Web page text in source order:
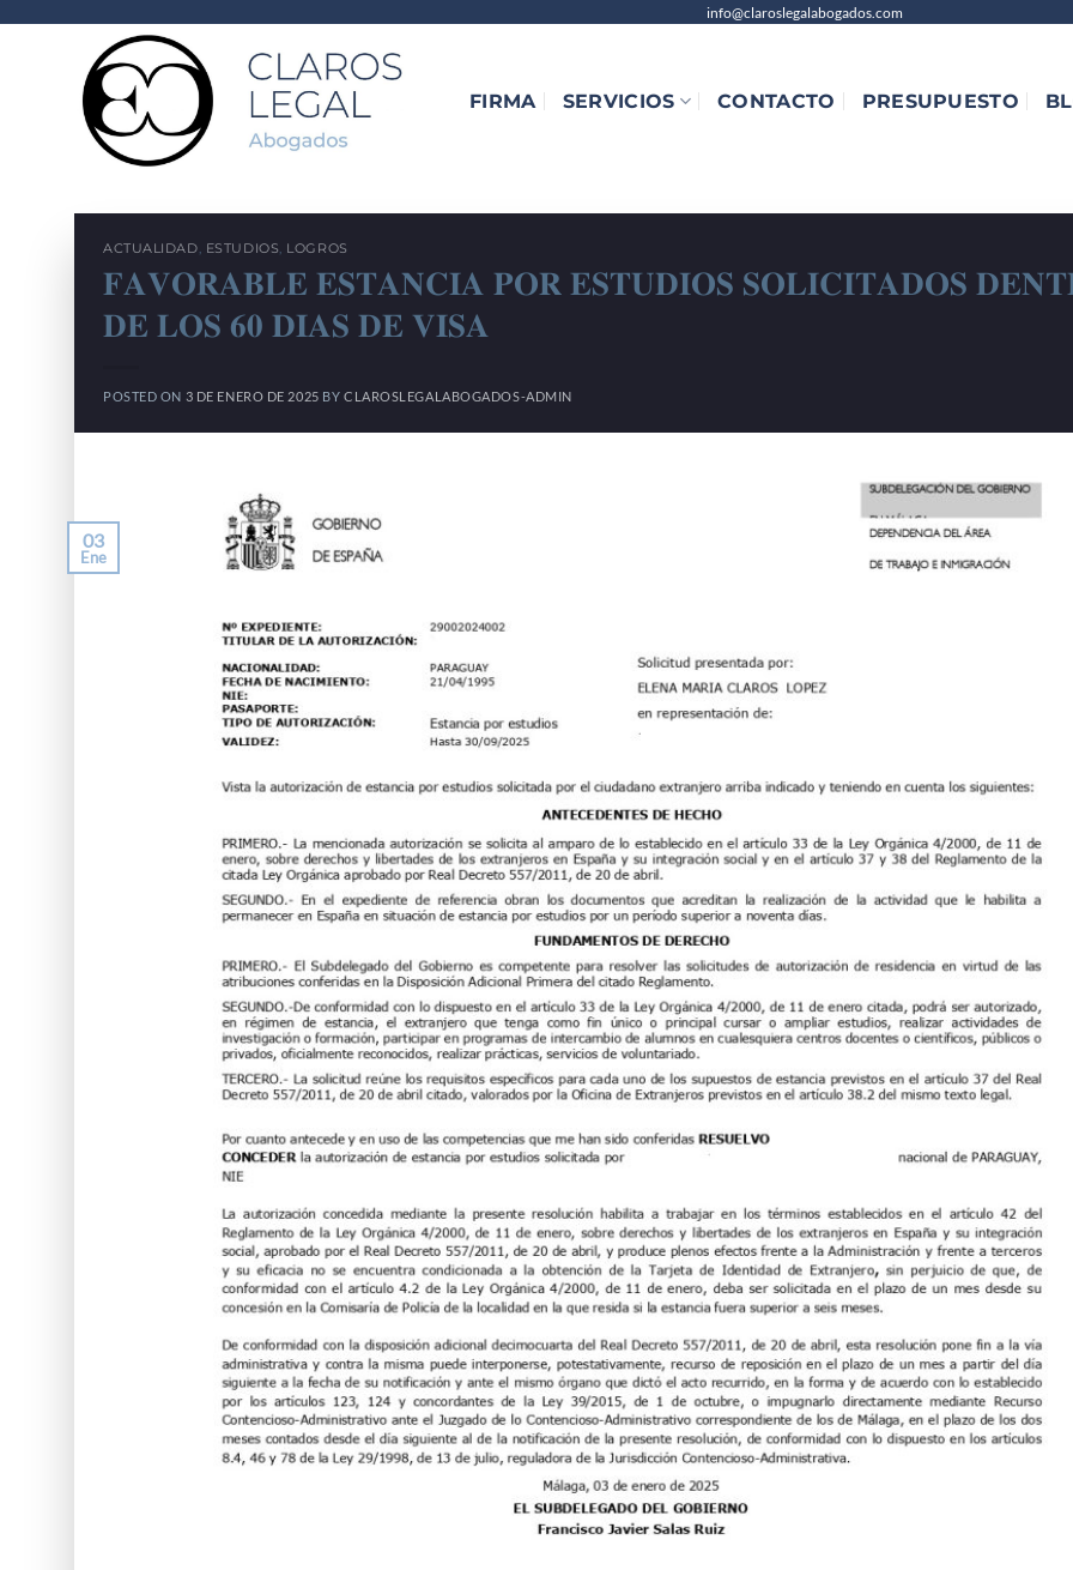
info@claroslegalabogados.com
FIRMA SERVICIOS CONTACTO PRESUPUESTO
ACTUALIDAD, ESTUDIOS, LOGROS
𝐅𝐀𝐕𝐎𝐑𝐀𝐁𝐋𝐄 𝐄𝐒𝐓𝐀𝐍𝐂𝐈𝐀 𝐏𝐎𝐑 𝐄𝐒𝐓𝐔𝐃𝐈𝐎𝐒 𝐒𝐎𝐋𝐈𝐂𝐈𝐓𝐀𝐃𝐎𝐒
𝐃𝐄 𝐋𝐎𝐒 𝟔𝟎 𝐃𝐈𝐀𝐒 𝐃𝐄 𝐕𝐈𝐒𝐀
POSTED ON 3 DE ENERO DE 2025 BY CLAROSLEGALABOGADOS-ADMIN
03
Ene